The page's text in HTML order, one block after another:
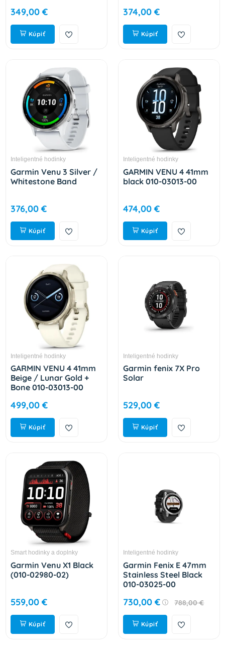
349,00 €
Kúpiť
374,00 €
Kúpiť
Inteligentné hodinky
Garmin Venu 3 Silver /
Whitestone Band
376,00 €
Kúpiť
Inteligentné hodinky
GARMIN VENU 4 41mm
black 010-03013-00
474,00 €
Kúpiť
Inteligentné hodinky
GARMIN VENU 4 41mm
Beige / Lunar Gold +
Bone 010-03013-00
499,00 €
Kúpiť
Inteligentné hodinky
Garmin fenix 7X Pro
Solar
529,00 €
Kúpiť
Smart hodinky a doplnky
Garmin Venu X1 Black
(010-02980-02)
559,00 €
Kúpiť
Inteligentné hodinky
Garmin Fenix E 47mm
Stainless Steel Black
010-03025-00
730,00 € 788,00 €
Kúpiť